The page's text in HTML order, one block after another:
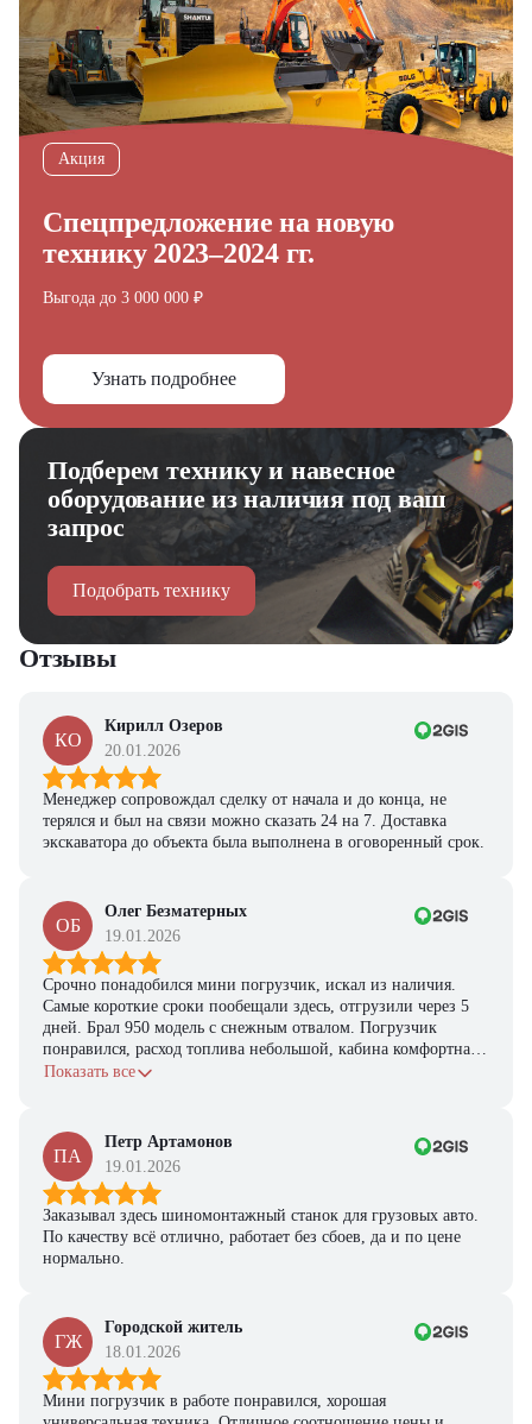
Акция
Спецпредложение на новую
технику 2023–2024 гг.
Выгода до 3 000 000 ₽
Узнать подробнее
Подберем технику и навесное
оборудование из наличия под ваш
запрос
Подобрать технику
Отзывы
КО
Кирилл Озеров
20.01.2026
Менеджер сопровождал сделку от начала и до конца, не
терялся и был на связи можно сказать 24 на 7. Доставка
экскаватора до объекта была выполнена в оговоренный срок.
ОБ
Олег Безматерных
19.01.2026
Срочно понадобился мини погрузчик, искал из наличия.
Самые короткие сроки пообещали здесь, отгрузили через 5
дней. Брал 950 модель с снежным отвалом. Погрузчик
понравился, расход топлива небольшой, кабина комфортная,
с задачами справляется.
Показать все
ПА
Петр Артамонов
19.01.2026
Заказывал здесь шиномонтажный станок для грузовых авто.
По качеству всё отлично, работает без сбоев, да и по цене
нормально.
ГЖ
Городской житель
18.01.2026
Мини погрузчик в работе понравился, хорошая